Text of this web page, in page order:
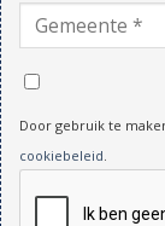
Door gebruik te
cookiebeleid